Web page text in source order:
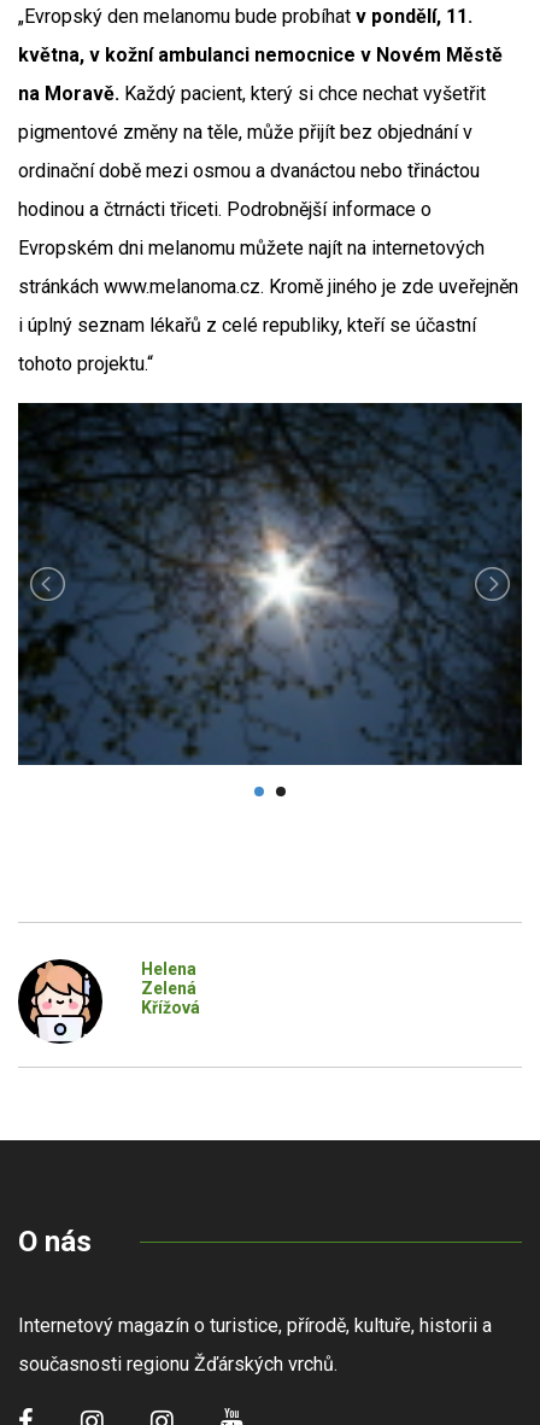
„Evropský den melanomu bude probíhat v pondělí, 11.
května, v kožní ambulanci nemocnice v Novém Městě
na Moravě. Každý pacient, který si chce nechat vyšetřit
pigmentové změny na těle, může přijít bez objednání v
ordinační době mezi osmou a dvanáctou nebo třináctou
hodinou a čtrnácti třiceti. Podrobnější informace o
Evropském dni melanomu můžete najít na internetových
stránkách www.melanoma.cz. Kromě jiného je zde uveřejněn
i úplný seznam lékařů z celé republiky, kteří se účastní
tohoto projektu.“
Helena
Zelená
Křížová
O nás
Internetový magazín o turistice, přírodě, kultuře, historii a
současnosti regionu Žďárských vrchů.